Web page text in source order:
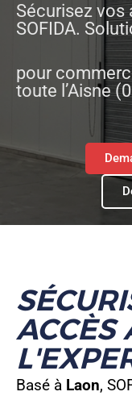
Sécurisez vos
SOFIDA.
pour
toute l’Aisne
ACCÈS
Basé à Laon,